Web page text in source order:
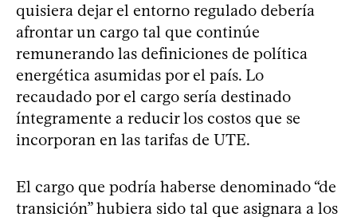
quisiera dejar el entorno regulado debería
afrontar un cargo tal que continúe
remunerando las definiciones de política
energética asumidas por el país. Lo
recaudado por el cargo sería destinado
íntegramente a reducir los costos que se
incorporan en las tarifas de UTE.
El cargo que podría haberse denominado “de
transición” hubiera sido tal que asignara a los